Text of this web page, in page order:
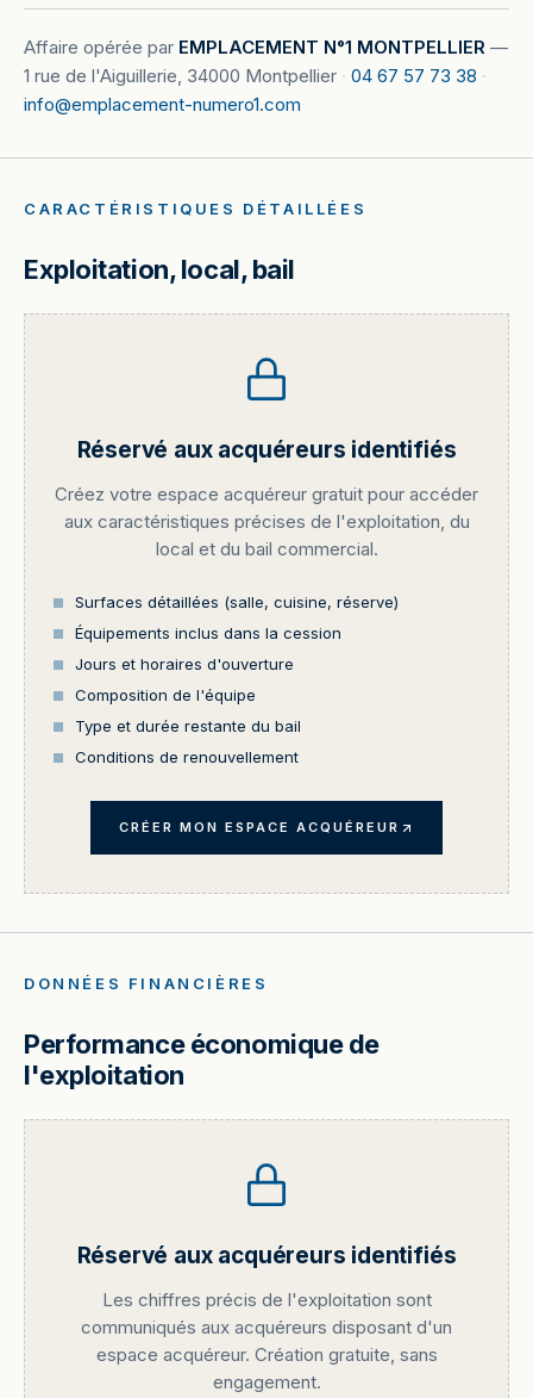
Affaire opérée par EMPLACEMENT N°1 MONTPELLIER —
1 rue de l'Aiguillerie, 34000 Montpellier · 04 67 57 73 38 ·
info@emplacement-numero1.com
CARACTÉRISTIQUES DÉTAILLÉES
Exploitation, local, bail
Réservé aux acquéreurs identifiés
Créez votre espace acquéreur gratuit pour accéder
aux caractéristiques précises de l'exploitation, du
local et du bail commercial.
Surfaces détaillées (salle, cuisine, réserve)
Équipements inclus dans la cession
Jours et horaires d'ouverture
Composition de l'équipe
Type et durée restante du bail
Conditions de renouvellement
CRÉER MON ESPACE ACQUÉREUR
DONNÉES FINANCIÈRES
Performance économique de
l'exploitation
Réservé aux acquéreurs identifiés
Les chiffres précis de l'exploitation sont
communiqués aux acquéreurs disposant d'un
espace acquéreur. Création gratuite, sans
engagement.